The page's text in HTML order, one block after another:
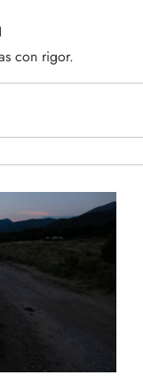
con rigor.